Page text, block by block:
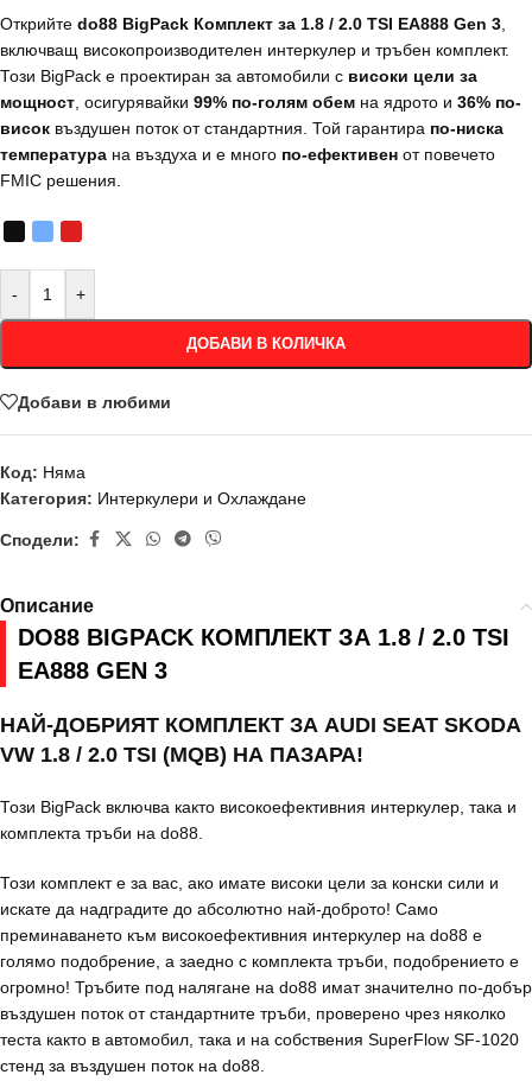
Открийте do88 BigPack Комплект за 1.8 / 2.0 TSI EA888 Gen 3,
включващ високопроизводителен интеркулер и тръбен комплект.
Този BigPack е проектиран за автомобили с високи цели за
мощност, осигурявайки 99% по-голям обем на ядрото и 36% по-
висок въздушен поток от стандартния. Той гарантира по-ниска
температура на въздуха и е много по-ефективен от повечето
FMIC решения.
- +
ДОБАВИ В КОЛИЧКА
Добави в любими
Код: Няма
Категория: Интеркулери и Охлаждане
Сподели:
Описание
DO88 BIGPACK КОМПЛЕКТ ЗА 1.8 / 2.0 TSI
EA888 GEN 3
НАЙ-ДОБРИЯТ КОМПЛЕКТ ЗА AUDI SEAT SKODA
VW 1.8 / 2.0 TSI (MQB) НА ПАЗАРА!
Този BigPack включва както високоефективния интеркулер, така и
комплекта тръби на do88.
Този комплект е за вас, ако имате високи цели за конски сили и
искате да надградите до абсолютно най-доброто! Само
преминаването към високоефективния интеркулер на do88 е
голямо подобрение, а заедно с комплекта тръби, подобрението е
огромно! Тръбите под налягане на do88 имат значително по-добър
въздушен поток от стандартните тръби, проверено чрез няколко
теста както в автомобил, така и на собствения SuperFlow SF-1020
стенд за въздушен поток на do88.